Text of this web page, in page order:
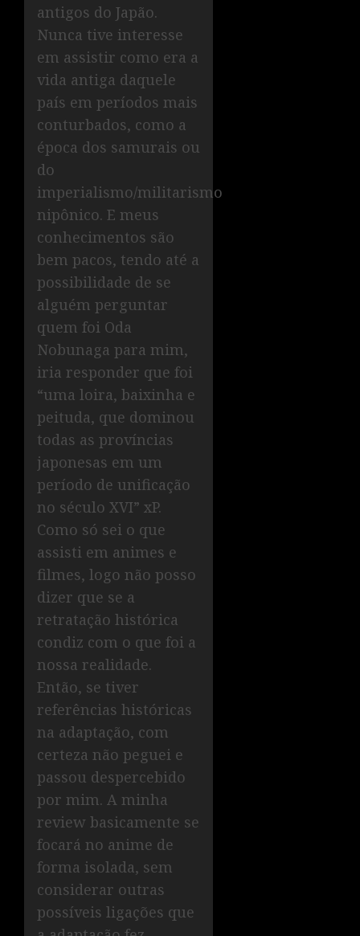
antigos do Japão.
Nunca tive interesse
em assistir como era a
vida antiga daquele
país em períodos mais
conturbados, como a
época dos samurais ou
do
imperialismo/militarismo
nipônico. E meus
conhecimentos são
bem pacos, tendo até a
possibilidade de se
alguém perguntar
quem foi Oda
Nobunaga para mim,
iria responder que foi
“uma loira, baixinha e
peituda, que dominou
todas as províncias
japonesas em um
período de unificação
no século XVI” xP.
Como só sei o que
assisti em animes e
filmes, logo não posso
dizer que se a
retratação histórica
condiz com o que foi a
nossa realidade.
Então, se tiver
referências históricas
na adaptação, com
certeza não peguei e
passou despercebido
por mim. A minha
review basicamente se
focará no anime de
forma isolada, sem
considerar outras
possíveis ligações que